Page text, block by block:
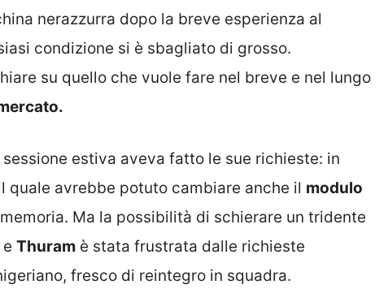
nerazzurra dopo la breve esperienza al
condizione si è sbagliato di grosso.
su quello che vuole fare nel breve e nel lungo
estiva aveva fatto le sue richieste: in
quale avrebbe potuto cambiare anche il modulo
Ma la possibilità di schierare un tridente
Thuram è stata frustrata dalle richieste
fresco di reintegro in squadra.